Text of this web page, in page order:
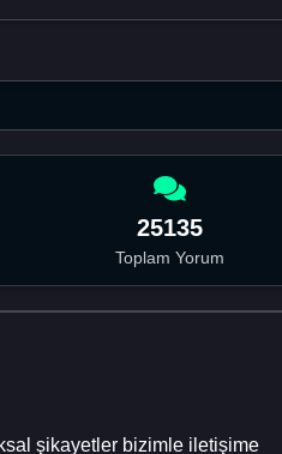
25135
Toplam Yorum
şikayetler bizimle iletişime